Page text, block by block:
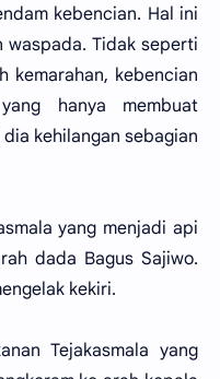
kebencian. Hal ini
Tidak seperti
kemarahan, kebencian
hanya membuat
kehilangan sebagian
yang menjadi api
dada Bagus Sajiwo.
kekiri.
Tejakasmala yang